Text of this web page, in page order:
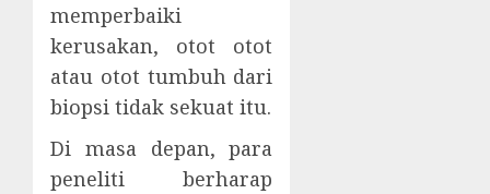
memperbaiki
kerusakan, otot otot
atau otot tumbuh dari
biopsi tidak sekuat itu.
Di masa depan, para
peneliti berharap